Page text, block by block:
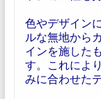
色やデザイン
ルな無地から
インを施した
す。これによ
みに合わせた